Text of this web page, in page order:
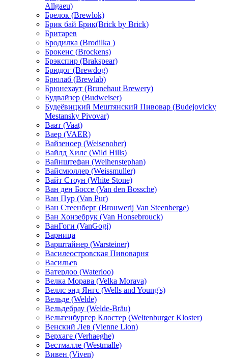
Allgaeu)
Брелок (Brewlok)
Брик бай Брик(Brick by Brick)
Бритарев
Бродилка (Brodilka )
Брокенс (Brockens)
Брэкспир (Brakspear)
Брюдог (Brewdog)
Брюлаб (Brewlab)
Брюнехаут (Brunehaut Brewery)
Будвайзер (Budweiser)
Будеёвицкий Мештянский Пивовар (Budejovicky
Mestansky Pivovar)
Ваат (Vaat)
Ваер (VAER)
Вайзеноер (Weisenoher)
Вайлд Хилс (Wild Hills)
Вайнштефан (Weihenstephan)
Вайсмюллер (Weissmuller)
Вайт Стоун (White Stone)
Ван ден Боссе (Van den Bossche)
Ван Пур (Van Pur)
Ван Стеенберг (Brouwerij Van Steenberge)
Ван Хонзебрук (Van Honsebrouck)
ВанГоги (VanGogi)
Варница
Варштайнер (Warsteiner)
Василеостровская Пивоварня
Васильев
Ватерлоо (Waterloo)
Велка Морава (Velka Morava)
Веллс энд Янгс (Wells and Young's)
Вельде (Welde)
Вельдебрау (Welde-Bräu)
Вельтенбургер Клостер (Weltenburger Kloster)
Венский Лев (Vienne Lion)
Верхаге (Verhaeghe)
Вестмалле (Westmalle)
Вивен (Viven)